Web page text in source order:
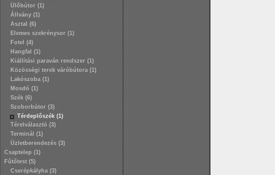
Ülőbútor (1)
Állvány (1)
Asztal (6)
Elemes szekrénysor (1)
Fotel (4)
Hangfal (1)
Kiállítási paraván rendszer (1)
Közösségi terek váróbútora (1)
Lakószoba (1)
Mosdó (1)
Szék (6)
Szoborbútor (3)
Térdeplőszék (1)
Térelválasztó (3)
Terminál (1)
Üzletberendezés (3)
Csaptelep (1)
Fűtőtest (5)
Cserépkályha (3)